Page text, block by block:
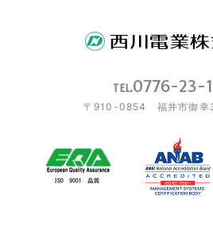
TEL.0776-23-
〒910-0854 福井市御幸